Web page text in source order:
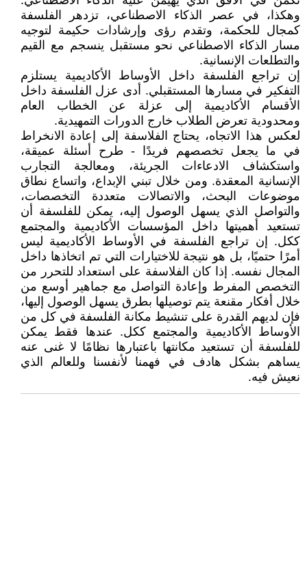
وهكذا، في عصر الذكاء الاصطناعي، تزدهر الفلسفة
كمجال للحكمة، وتقدم رؤى وإرشادات حكيمة لتوجيه
مسار الذكاء الاصطناعي نحو مستقبل ينسجم مع القيم
والتطلعات الإنسانية.
إن تراجع الفلسفة داخل الأوساط الأكاديمية يستلزم
التفكير في مسارها المستقبلي. أدى عزل الفلسفة داخل
الأقسام الأكاديمية إلى عزلة عن الخطاب العام
ومحدودية تعرض الطلاب خارج الدورات التمهيدية.
لعكس هذا الاتجاه، يحتاج الفلاسفة إلى إعادة الانخراط
في ما يجعل تخصصهم فريدًا - طرح أسئلة عميقة،
واستكشاف الادعاءات الجريئة، ومعالجة التجارب
الإنسانية المعقدة. ومن خلال تبني الإبداع، واتساع نطاق
موضوعات البحث، والاتصالات متعددة التخصصات،
والتواصل الذي يسهل الوصول إليه، يمكن للفلسفة أن
تستعيد أهميتها داخل المؤسسات الأكاديمية والمجتمع
ككل. إن تراجع الفلسفة في الأوساط الأكاديمية ليس
أمرًا حتميًا، بل هو نتيجة للاختيارات التي تم اتخاذها داخل
المجال نفسه. إذا كان الفلاسفة على استعداد للتحرر من
التخصص المفرط وإعادة التواصل مع جماهير أوسع من
خلال أفكار مقنعة يتم توصيلها بطرق يسهل الوصول إليها،
فإن لديهم القدرة على تنشيط مكانة الفلسفة في كل من
الأوساط الأكاديمية والمجتمع ككل. عندها فقط يمكن
للفلسفة أن تستعيد مكانتها باعتبارها نظامًا لا غنى عنه
يساهم بشكل هادف في فهمنا لأنفسنا وللعالم الذي
نعيش فيه.